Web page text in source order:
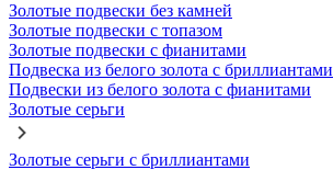
Золотые подвески без камней
Золотые подвески с топазом
Золотые подвески с фианитами
Подвеска из белого золота с бриллиантами
Подвески из белого золота с фианитами
Золотые серьги
Золотые серьги с бриллиантами